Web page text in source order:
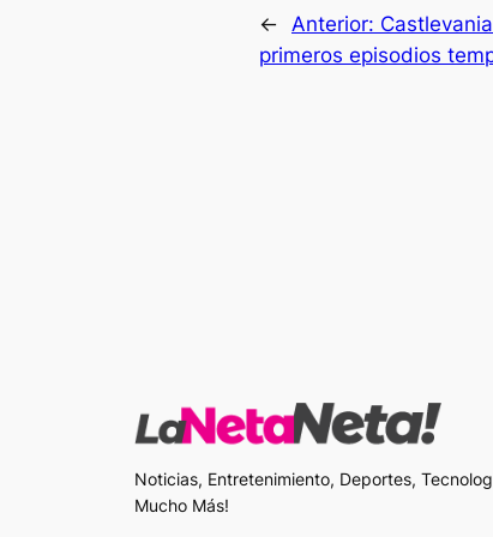
← Anterior:
primeros episodios
Noticias, Entretenimiento, Deportes,
Mucho Más!